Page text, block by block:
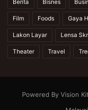
Berita Bisnes
Film Foods Gaya
Lakon Layar Lensa
Theater Travel
Powered By Vision